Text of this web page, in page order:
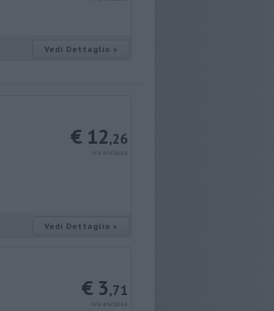
Vedi Dettaglio »
€ 12,26
iva esclusa
Vedi Dettaglio »
€ 3,71
iva esclusa